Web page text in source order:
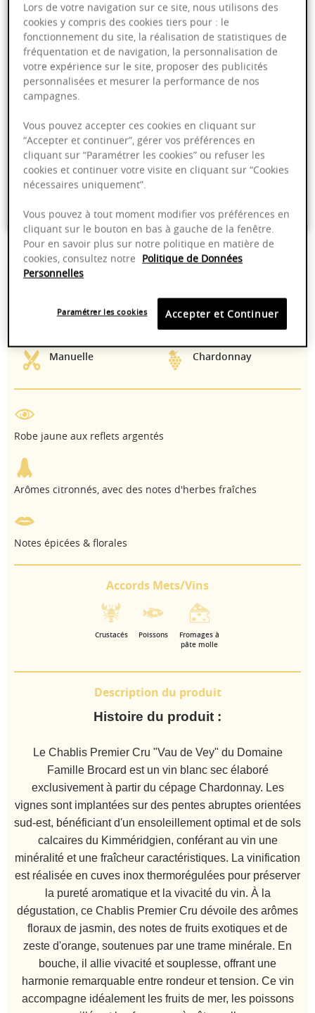
Ajouter au panier
Livraison offerte dans nos points de vente
Emballage anti-casse
13,00%
10 - 14°C 2025 - 2032
Manuelle Chardonnay
Robe jaune aux reflets argentés
Arômes citronnés, avec des notes d'herbes fraîches
Notes épicées & florales
Accords Mets/Vins
Crustacés Poissons
Fromages à
pâte molle
Description du produit
Histoire du produit :
Le Chablis Premier Cru "Vau de Vey" du Domaine
Famille Brocard est un vin blanc sec élaboré
exclusivement à partir du cépage Chardonnay. Les
vignes sont implantées sur des pentes abruptes orientées
sud-est, bénéficiant d'un ensoleillement optimal et de sols
calcaires du Kimméridgien, conférant au vin une
minéralité et une fraîcheur caractéristiques. La vinification
est réalisée en cuves inox thermorégulées pour préserver
la pureté aromatique et la vivacité du vin. À la
dégustation, ce Chablis Premier Cru dévoile des arômes
floraux de jasmin, des notes de fruits exotiques et de
zeste d'orange, soutenues par une trame minérale. En
bouche, il allie vivacité et souplesse, offrant une
harmonie remarquable entre rondeur et tension. Ce vin
accompagne idéalement les fruits de mer, les poissons
Lors de votre navigation sur ce site, nous utilisons des
cookies y compris des cookies tiers pour : le
fonctionnement du site, la réalisation de statistiques de
fréquentation et de navigation, la personnalisation de
votre expérience sur le site, proposer des publicités
personnalisées et mesurer la performance de nos
campagnes.
Vous pouvez accepter ces cookies en cliquant sur
“Accepter et continuer”, gérer vos préférences en
cliquant sur “Paramétrer les cookies” ou refuser les
cookies et continuer votre visite en cliquant sur “Cookies
nécessaires uniquement”.
Vous pouvez à tout moment modifier vos préférences en
cliquant sur le bouton en bas à gauche de la fenêtre.
Pour en savoir plus sur notre politique en matière de
cookies, consultez notre Politique de Données
Personnelles
Accepter et Continuer
Paramétrer les cookies